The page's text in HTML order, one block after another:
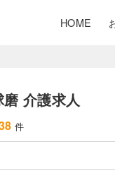
HOME
介護求人
件